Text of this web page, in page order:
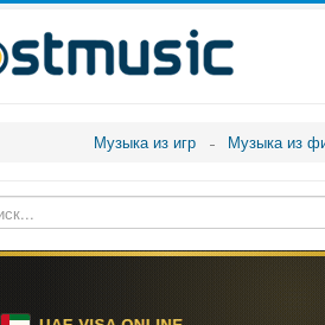
Музыка из игр Музыка из